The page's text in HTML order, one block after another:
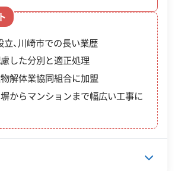
や申請様式は、必ず自治体の公式
ださい。
トで詳細を見る
分別ルール
ソルを合わせると詳細な説明が表示されます。
、川崎市での長い業歴
した分別と適正処理
解体業協同組合に加盟
からマンションまで幅広い工事に